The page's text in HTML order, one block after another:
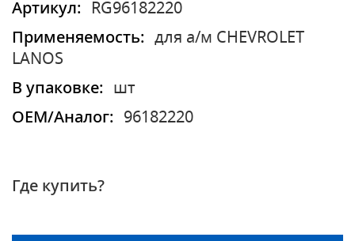
Артикул:
RG96182220
Применяемость:
для а/м CHEVROLET
LANOS
В упаковке:
шт
OEM/Аналог:
96182220
Где купить?